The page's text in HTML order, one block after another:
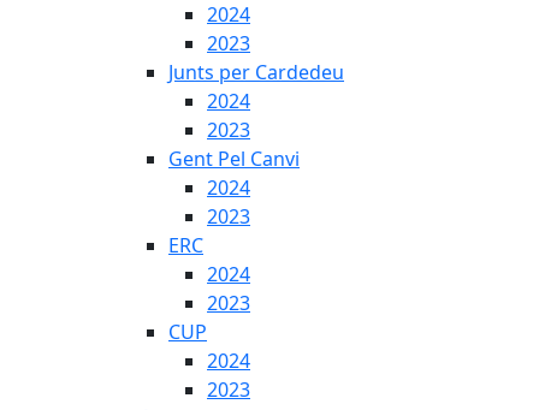
2024
2023
Junts per Cardedeu
2024
2023
Gent Pel Canvi
2024
2023
ERC
2024
2023
CUP
2024
2023